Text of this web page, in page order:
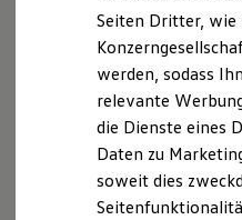
ID. Software
Digitale
Schnittstellen
Hybridautos
Marke und Erlebnis
Volkswagen R und
R-Modelle
Driving Experience
Volkswagen
Überblick
Gebrauchtwagen
Service
Volkswagen
Service
Seiten Dritter, wie
werden, sodass
relevante
die Dienste eines
Daten zu
soweit dies